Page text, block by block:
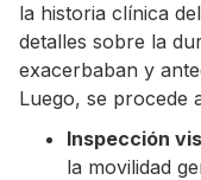
la historia clínica
detalles sobre la
exacerbaban y
Luego, se procede
Inspección
la movilidad